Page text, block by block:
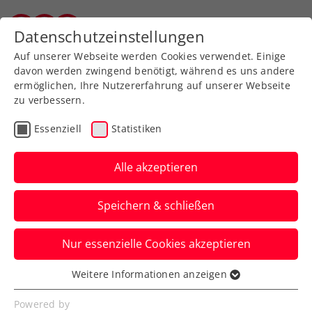
Zurück zur Newsübersicht
ATP
3. Sieg ohne Satzverlust:
Ofner überzeugt auch bei
ATP-Turnier in Rom
Auch wenn Österreichs Nummer eins in
Italiens Hauptstadt diesmal von einer
Aufgabe profitiert.
Verfasst von: Manuel Wachta, 08.05.2025
Datenschutzeinstellungen
Auf unserer Webseite werden Cookies verwendet. Einige
davon werden zwingend benötigt, während es uns andere
ermöglichen, Ihre Nutzererfahrung auf unserer Webseite
zu verbessern.
Essenziell Statistiken
Alle akzeptieren
Speichern & schließen
Nur essenzielle Cookies akzeptieren
Essenziell
Essenzielle Cookies werden für grundlegende
Weitere Informationen anzeigen
Powered by